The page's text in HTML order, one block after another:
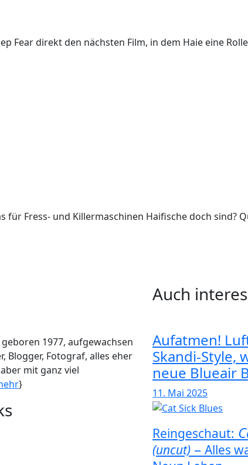
Fear direkt den nächsten Film, in dem Haie eine
Fress- und Killermaschinen Haifische doch sind?
1977, aufgewachsen
Blogger, Fotograf, alles eher
mit ganz viel
}
Auch
Aufatmen!
Skandi-Style,
neue Blueair
11. Mai 2025
Reingeschaut:
(uncut) – Alles